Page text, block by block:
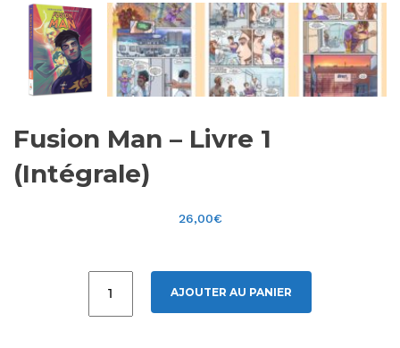
Fusion Man – Livre 1
(Intégrale)
26,00€
AJOUTER AU PANIER